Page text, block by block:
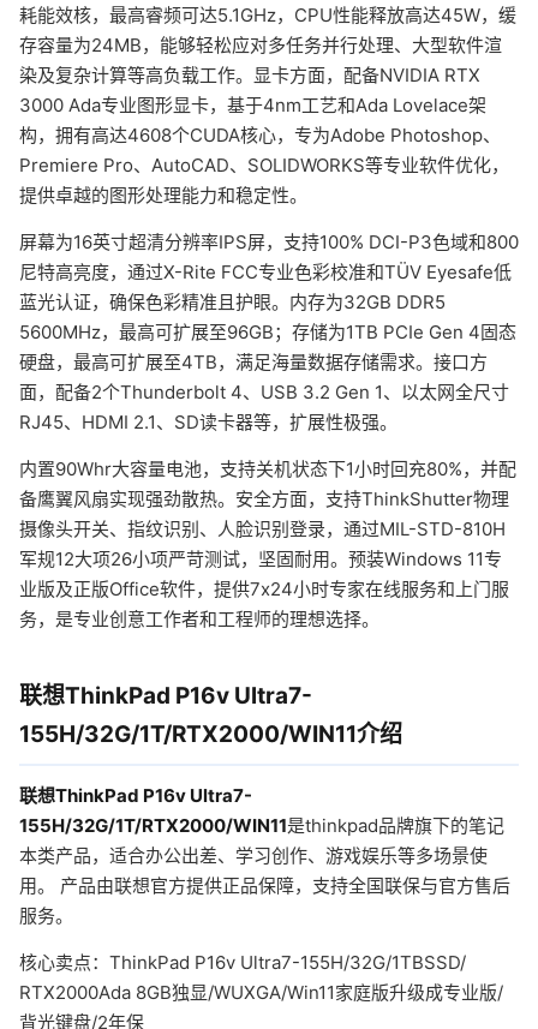
耗能效核，最高睿频可达5.1GHz，CPU性能释放高达45W，缓
存容量为24MB，能够轻松应对多任务并行处理、大型软件渲
染及复杂计算等高负载工作。显卡方面，配备NVIDIA RTX
3000 Ada专业图形显卡，基于4nm工艺和Ada Lovelace架
构，拥有高达4608个CUDA核心，专为Adobe Photoshop、
Premiere Pro、AutoCAD、SOLIDWORKS等专业软件优化，
提供卓越的图形处理能力和稳定性。
屏幕为16英寸超清分辨率IPS屏，支持100% DCI-P3色域和800
尼特高亮度，通过X-Rite FCC专业色彩校准和TÜV Eyesafe低
蓝光认证，确保色彩精准且护眼。内存为32GB DDR5
5600MHz，最高可扩展至96GB；存储为1TB PCIe Gen 4固态
硬盘，最高可扩展至4TB，满足海量数据存储需求。接口方
面，配备2个Thunderbolt 4、USB 3.2 Gen 1、以太网全尺寸
RJ45、HDMI 2.1、SD读卡器等，扩展性极强。
内置90Whr大容量电池，支持关机状态下1小时回充80%，并配
备鹰翼风扇实现强劲散热。安全方面，支持ThinkShutter物理
摄像头开关、指纹识别、人脸识别登录，通过MIL-STD-810H
军规12大项26小项严苛测试，坚固耐用。预装Windows 11专
业版及正版Office软件，提供7x24小时专家在线服务和上门服
务，是专业创意工作者和工程师的理想选择。
联想ThinkPad P16v Ultra7-
155H/32G/1T/RTX2000/WIN11介绍
联想ThinkPad P16v Ultra7-
155H/32G/1T/RTX2000/WIN11是thinkpad品牌旗下的笔记
本类产品，适合办公出差、学习创作、游戏娱乐等多场景使
用。 产品由联想官方提供正品保障，支持全国联保与官方售后
服务。
核心卖点：ThinkPad P16v Ultra7-155H/32G/1TBSSD/
RTX2000Ada 8GB独显/WUXGA/Win11家庭版升级成专业版/
背光键盘/2年保